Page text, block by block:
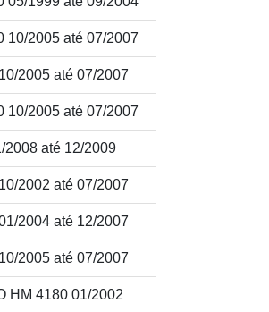
10/2005 até 07/2007
2005 até 07/2007
10/2005 até 07/2007
2008 até 12/2009
2002 até 07/2007
2004 até 12/2007
2005 até 07/2007
HM 4180 01/2002